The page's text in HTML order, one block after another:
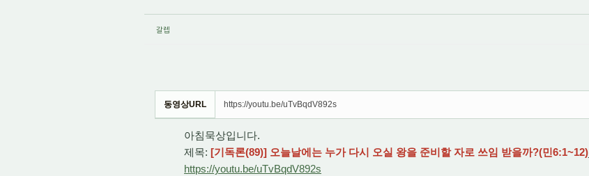
갈렙
동영상URL https://youtu.be/uTvBqdV892s
아침묵상입니다.
제목: [기독론(89)] 오늘날에는 누가 다시 오실 왕을 준비할 자로 쓰임 받을까?(민6:1~12)
https://youtu.be/uTvBqdV892s